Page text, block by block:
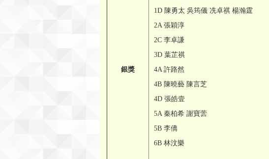
銀獎
1D 陳勇太 吳筠儀 冼卓祺 楊瀚霆
2A 張穎淳
2C 李卓謙
3D 葉芷祺
4A 許路然
4B 陳曉藝 陳言芝
4D 張皓壹
5A 秦柏希 謝寶蕓
5B 李僑
6B 林汶樂